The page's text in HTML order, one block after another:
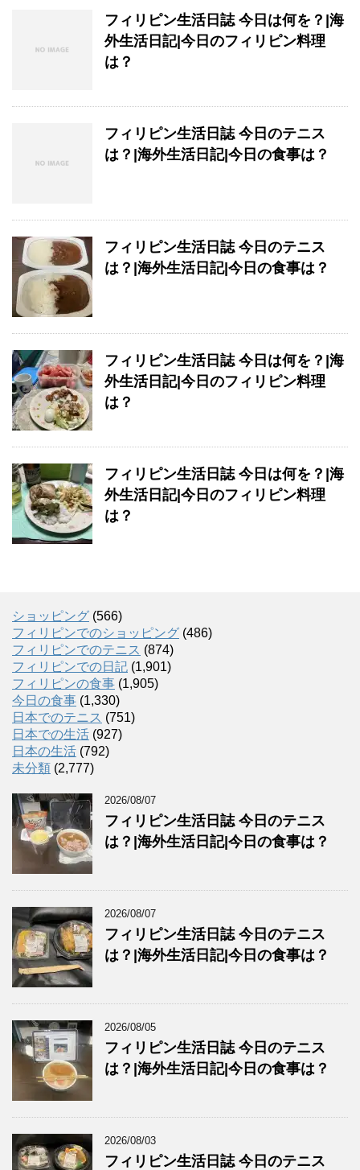
フィリピン生活日誌 今日は何を？|海
外生活日記|今日のフィリピン料理
は？
フィリピン生活日誌 今日のテニス
は？|海外生活日記|今日の食事は？
フィリピン生活日誌 今日のテニス
は？|海外生活日記|今日の食事は？
フィリピン生活日誌 今日は何を？|海
外生活日記|今日のフィリピン料理
は？
フィリピン生活日誌 今日は何を？|海
外生活日記|今日のフィリピン料理
は？
ショッピング (566)
フィリピンでのショッピング (486)
フィリピンでのテニス (874)
フィリピンでの日記 (1,901)
フィリピンの食事 (1,905)
今日の食事 (1,330)
日本でのテニス (751)
日本での生活 (927)
日本の生活 (792)
未分類 (2,777)
2026/08/07
フィリピン生活日誌 今日のテニス
は？|海外生活日記|今日の食事は？
2026/08/07
フィリピン生活日誌 今日のテニス
は？|海外生活日記|今日の食事は？
2026/08/05
フィリピン生活日誌 今日のテニス
は？|海外生活日記|今日の食事は？
2026/08/03
フィリピン生活日誌 今日のテニス